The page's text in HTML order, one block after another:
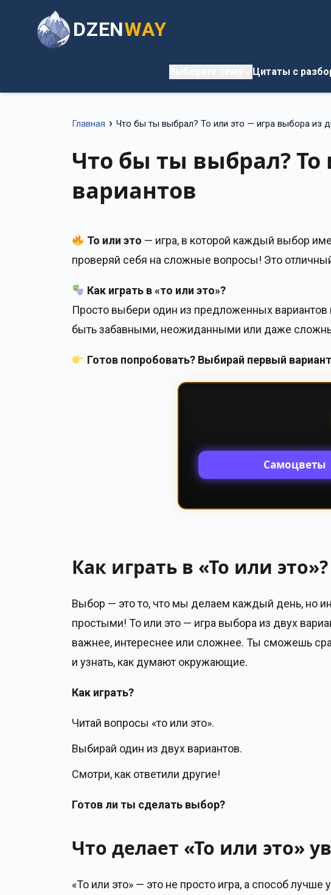
DZENWAY
Цитаты с
Главная › Что бы ты выбрал? То или это — игра выбора из
Что бы ты выбрал?
вариантов
То или это — игра, в которой каждый выбор
проверяй себя на сложные вопросы! Это
Как играть в «то или это»?
Просто выбери один из предложенных
быть забавными, неожиданными или даже
Готов попробовать? Выбирай первый
Самоцветы
Как играть в «То или это»?
Выбор — это то, что мы делаем каждый день, но
простыми! То или это — игра выбора из двух
важнее, интереснее или сложнее. Ты сможешь
и узнать, как думают окружающие.
Как играть?
Читай вопросы «то или это».
Выбирай один из двух вариантов.
Смотри, как ответили другие!
Готов ли ты сделать выбор?
Что делает «То или это»
«То или это» — это не просто игра, а способ